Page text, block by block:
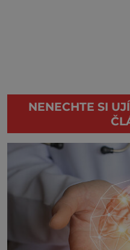
NENECHTE SI